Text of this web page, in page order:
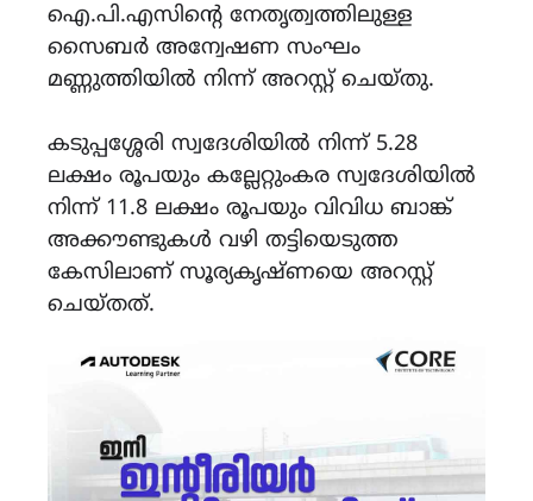
ഐ.പി.എസിന്റെ നേതൃത്വത്തിലുള്ള
സൈബർ അന്വേഷണ സംഘം
മണ്ണുത്തിയിൽ നിന്ന് അറസ്റ്റ് ചെയ്തു.
കടുപ്പശ്ശേരി സ്വദേശിയിൽ നിന്ന് 5.28
ലക്ഷം രൂപയും കല്ലേറ്റുംകര സ്വദേശിയിൽ
നിന്ന് 11.8 ലക്ഷം രൂപയും വിവിധ ബാങ്ക്
അക്കൗണ്ടുകൾ വഴി തട്ടിയെടുത്ത
കേസിലാണ് സൂര്യകൃഷ്ണയെ അറസ്റ്റ്
ചെയ്തത്.